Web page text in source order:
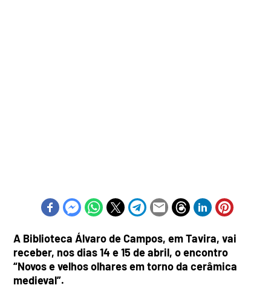
A Biblioteca Álvaro de Campos, em Tavira, vai
receber, nos dias 14 e 15 de abril, o encontro
“Novos e velhos olhares em torno da cerâmica
medieval”.